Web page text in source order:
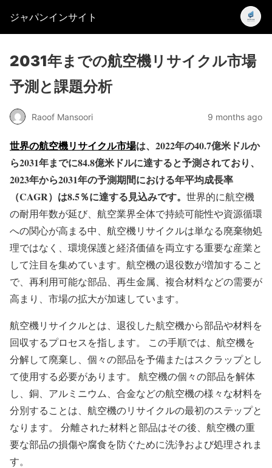
ジャパンインサイト
2031年までの航空機リサイクル市場
予測と課題分析
Raoof Mansoori 9 months ago
世界の航空機リサイクル市場は、2022年の40.7億米ドルか
ら2031年までに84.8億米ドルに達すると予測されており、
2023年から2031年の予測期間における年平均成長率
（CAGR）は8.5％に達する見込みです。 世界的に航空機
の耐用年数が延び、航空業界全体で持続可能性や資源循環
への関心が高まる中、航空機リサイクルは単なる廃棄物処
理ではなく、環境保護と経済価値を両立する重要な産業と
して注目を集めています。航空機の退役数が増加すること
で、再利用可能な部品、再生金属、複合材料などの需要が
高まり、市場の拡大が加速しています。
航空機リサイクルとは、退役した航空機から部品や材料を
回収するプロセスを指します。 この手順では、航空機を
分解して廃棄し、個々の部品を予備またはスクラップとし
て使用する必要があります。 航空機の個々の部品を解体
し、銅、アルミニウム、合金などの航空機の様々な材料を
分別することは、航空機のリサイクルの最初のステップと
なります。 分離された材料と部品はその後、航空機の重
要な部品の損傷や腐食を防ぐために洗浄および処理されま
す。